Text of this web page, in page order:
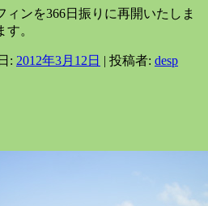
ンを366日振りに再開いたしま
。
: 2012年3月12日 | 投稿者: desp